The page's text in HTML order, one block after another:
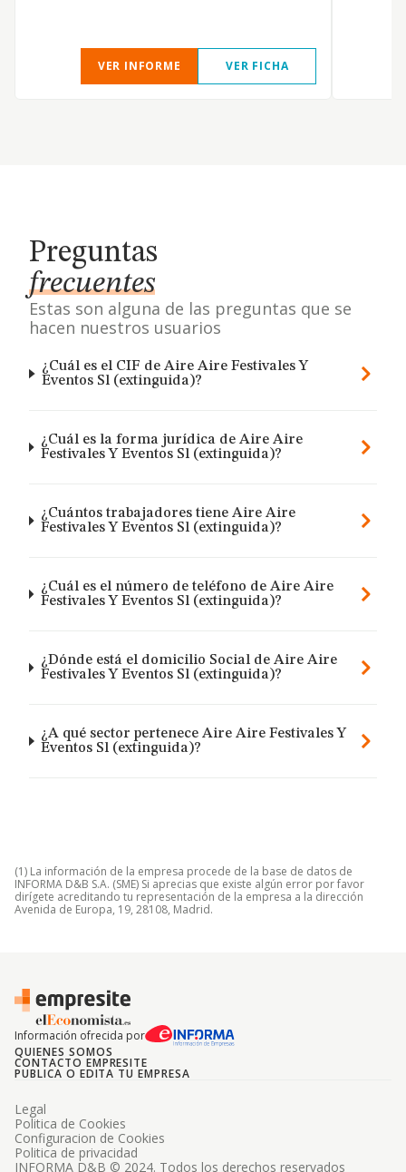
VER INFORME VER FICHA
Preguntas
frecuentes
Estas son alguna de las preguntas que se
hacen nuestros usuarios
¿Cuál es el CIF de Aire Aire Festivales Y
Eventos Sl (extinguida)?
¿Cuál es la forma jurídica de Aire Aire
Festivales Y Eventos Sl (extinguida)?
¿Cuántos trabajadores tiene Aire Aire
Festivales Y Eventos Sl (extinguida)?
¿Cuál es el número de teléfono de Aire Aire
Festivales Y Eventos Sl (extinguida)?
¿Dónde está el domicilio Social de Aire Aire
Festivales Y Eventos Sl (extinguida)?
¿A qué sector pertenece Aire Aire Festivales Y
Eventos Sl (extinguida)?
(1) La información de la empresa procede de la base de datos de
INFORMA D&B S.A. (SME) Si aprecias que existe algún error por favor
dirígete acreditando tu representación de la empresa a la dirección
Avenida de Europa, 19, 28108, Madrid.
Información ofrecida por
QUIENES SOMOS
CONTACTO EMPRESITE
PUBLICA O EDITA TU EMPRESA
INFORMA D&B © 2024. Todos los derechos reservados
Legal
Politica de Cookies
Configuracion de Cookies
Politica de privacidad